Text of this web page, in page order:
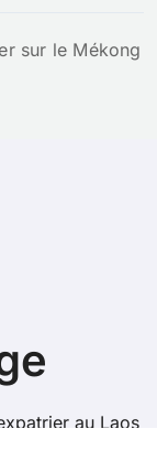
sur le Mékong
au Laos